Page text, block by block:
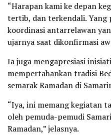
“Harapan kami ke depan
tertib, dan terkendali. Yang
koordinasi antarrelawan
ujarnya saat dikonfirmasi
Ia juga mengapresiasi
mempertahankan tradisi
semarak Ramadan di
“Iya, ini memang kegiatan
oleh pemuda-pemudi
Ramadan,” jelasnya.